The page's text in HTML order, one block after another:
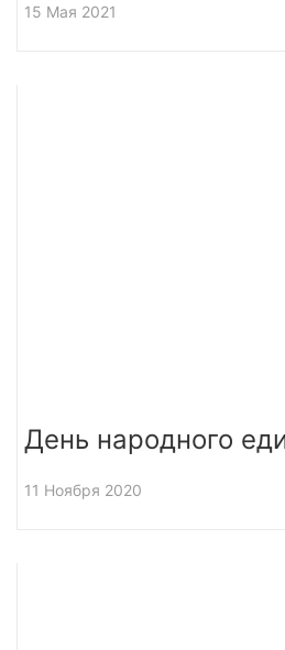
15 Мая 2021
День народного
11 Ноября 2020